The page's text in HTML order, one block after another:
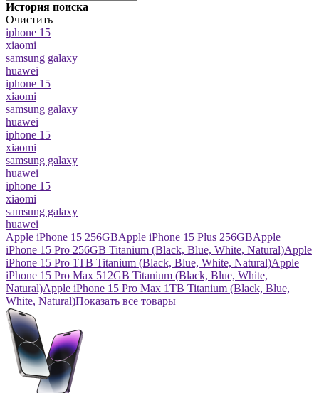
История поиска
Очистить
iphone 15
xiaomi
samsung galaxy
huawei
iphone 15
xiaomi
samsung galaxy
huawei
iphone 15
xiaomi
samsung galaxy
huawei
iphone 15
xiaomi
samsung galaxy
huawei
Apple iPhone 15 256GBApple iPhone 15 Plus 256GBApple
iPhone 15 Pro 256GB Titanium (Black, Blue, White, Natural)Apple
iPhone 15 Pro 1TB Titanium (Black, Blue, White, Natural)Apple
iPhone 15 Pro Max 512GB Titanium (Black, Blue, White,
Natural)Apple iPhone 15 Pro Max 1TB Titanium (Black, Blue,
White, Natural)Показать все товары